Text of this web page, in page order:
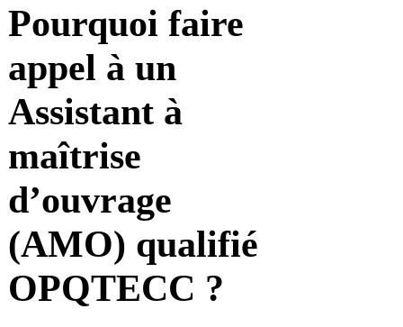
Pourquoi faire
appel à un
Assistant à
maîtrise
d’ouvrage
(AMO) qualifié
OPQTECC ?